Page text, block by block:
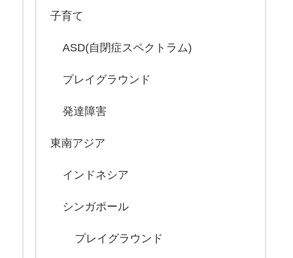
子育て
ASD(自閉症スペクトラム)
プレイグラウンド
発達障害
東南アジア
インドネシア
シンガポール
プレイグラウンド